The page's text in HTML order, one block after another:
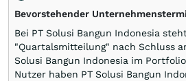
Bevorstehender
Bei PT Solusi Bangun Indonesia
"Quartalsmitteilung" nach Schluss
Solusi Bangun Indonesia im
Nutzer haben PT Solusi Bangun